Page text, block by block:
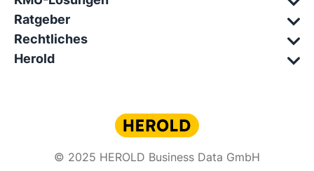
Ratgeber
Rechtliches
Herold
© 2025 HEROLD Business Data GmbH